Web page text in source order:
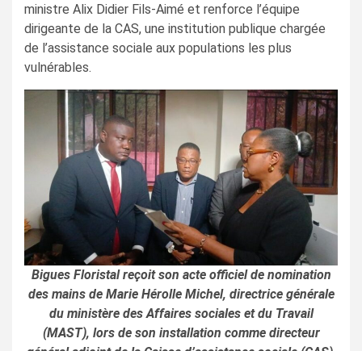
ministre Alix Didier Fils-Aimé et renforce l’équipe
dirigeante de la CAS, une institution publique chargée
de l’assistance sociale aux populations les plus
vulnérables.
Bigues Floristal reçoit son acte officiel de nomination
des mains de Marie Hérolle Michel, directrice générale
du ministère des Affaires sociales et du Travail
(MAST), lors de son installation comme directeur